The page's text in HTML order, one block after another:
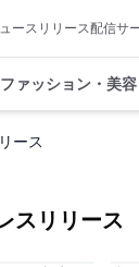
ースリリース配信サ
ファッション・美容
ース
スリリース